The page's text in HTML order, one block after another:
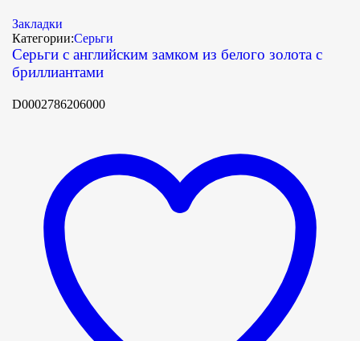
Закладки
Категории:Серьги
Серьги с английским замком из белого золота с
бриллиантами
D0002786206000